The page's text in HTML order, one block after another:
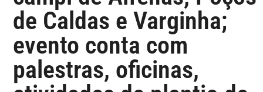
de Caldas e Varginha;
evento conta com
palestras, oficinas,